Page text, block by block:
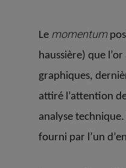
Le momentum
haussière) que
graphiques,
attiré l’attention
analyse
fourni par l’un